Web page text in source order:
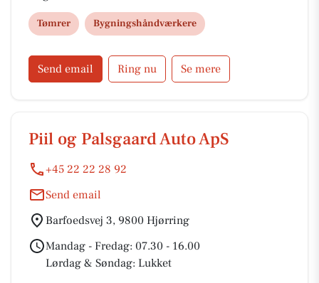
Tømrer Bygningshåndværkere
Send email Ring nu Se mere
Piil og Palsgaard Auto ApS
+45 22 22 28 92
Send email
Barfoedsvej 3, 9800 Hjørring
Mandag - Fredag: 07.30 - 16.00
Lørdag & Søndag: Lukket